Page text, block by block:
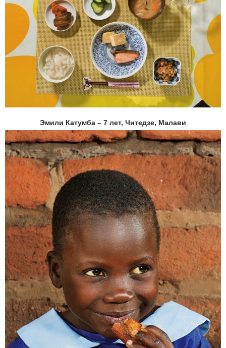
Эмили Катумба – 7 лет, Читедзе, Малави